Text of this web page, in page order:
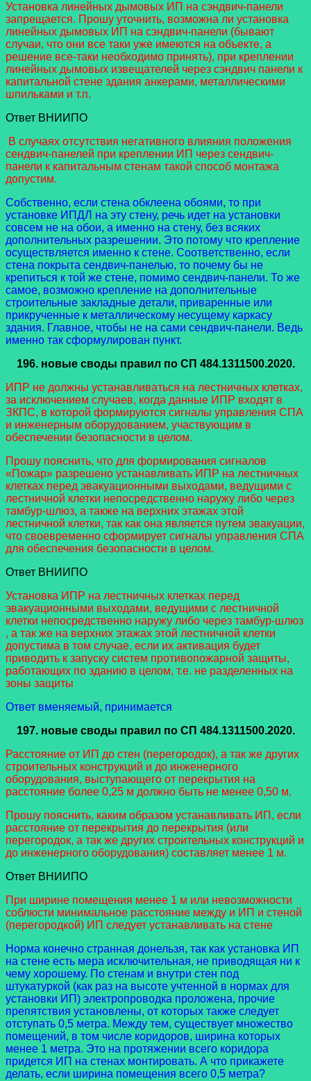
Установка линейных дымовых ИП на сэндвич-панели
запрещается. Прошу уточнить, возможна ли установка
линейных дымовых ИП на сэндвич-панели (бывают
случаи, что они все таки уже имеются на объекте, а
решение все-таки необходимо принять), при креплении
линейных дымовых извещателей через сэндвич панели к
капитальной стене здания анкерами, металлическими
шпильками и т.п.
Ответ ВНИИПО
В случаях отсутствия негативного влияния положения
сендвич-панелей при креплении ИП через сендвич-
панели к капитальным стенам такой способ монтажа
допустим.
Собственно, если стена обклеена обоями, то при
установке ИПДЛ на эту стену, речь идет на установки
совсем не на обои, а именно на стену, без всяких
дополнительных разрешении. Это потому что крепление
осуществляется именно к стене. Соответственно, если
стена покрыта сендвич-панелью, то почему бы не
крепиться к той же стене, помимо сендвич-панели. То же
самое, возможно крепление на дополнительные
строительные закладные детали, приваренные или
прикрученные к металлическому несущему каркасу
здания. Главное, чтобы не на сами сендвич-панели. Ведь
именно так сформулирован пункт.
196. новые своды правил по СП 484.1311500.2020.
ИПР не должны устанавливаться на лестничных клетках,
за исключением случаев, когда данные ИПР входят в
ЗКПС, в которой формируются сигналы управления СПА
и инженерным оборудованием, участвующим в
обеспечении безопасности в целом.
Прошу пояснить, что для формирования сигналов
«Пожар» разрешено устанавливать ИПР на лестничных
клетках перед эвакуационными выходами, ведущими с
лестничной клетки непосредственно наружу либо через
тамбур-шлюз, а также на верхних этажах этой
лестничной клетки, так как она является путем эвакуации,
что своевременно сформирует сигналы управления СПА
для обеспечения безопасности в целом.
Ответ ВНИИПО
Установка ИПР на лестничных клетках перед
эвакуационными выходами, ведущими с лестничной
клетки непосредственно наружу либо через тамбур-шлюз
, а так же на верхних этажах этой лестничной клетки
допустима в том случае, если их активация будет
приводить к запуску систем противопожарной защиты,
работающих по зданию в целом, т.е. не разделенных на
зоны защиты
Ответ вменяемый, принимается
197. новые своды правил по СП 484.1311500.2020.
Расстояние от ИП до стен (перегородок), а так же других
строительных конструкций и до инженерного
оборудования, выступающего от перекрытия на
расстояние более 0,25 м должно быть не менее 0,50 м.
Прошу пояснить, каким образом устанавливать ИП, если
расстояние от перекрытия до перекрытия (или
перегородок, а так же других строительных конструкций и
до инженерного оборудования) составляет менее 1 м.
Ответ ВНИИПО
При ширине помещения менее 1 м или невозможности
соблюсти минимальное расстояние между и ИП и стеной
(перегородкой) ИП следует устанавливать на стене
Норма конечно странная донельзя, так как установка ИП
на стене есть мера исключительная, не приводящая ни к
чему хорошему. По стенам и внутри стен под
штукатуркой (как раз на высоте учтенной в нормах для
установки ИП) электропроводка проложена, прочие
препятствия установлены, от которых также следует
отступать 0,5 метра. Между тем, существует множество
помещений, в том числе коридоров, ширина которых
менее 1 метра. Это на протяжении всего коридора
придется ИП на стенах монтировать. А что прикажете
делать, если ширина помещения всего 0,5 метра?